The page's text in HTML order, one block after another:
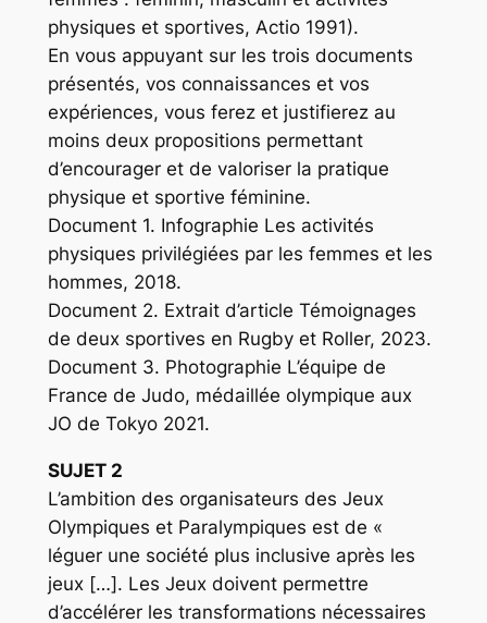
physiques et sportives, Actio 1991).
En vous appuyant sur les trois documents
présentés, vos connaissances et vos
expériences, vous ferez et justifierez au
moins deux propositions permettant
d’encourager et de valoriser la pratique
physique et sportive féminine.
Document 1. Infographie Les activités
physiques privilégiées par les femmes et les
hommes, 2018.
Document 2. Extrait d’article Témoignages
de deux sportives en Rugby et Roller, 2023.
Document 3. Photographie L’équipe de
France de Judo, médaillée olympique aux
JO de Tokyo 2021.
SUJET 2
L’ambition des organisateurs des Jeux
Olympiques et Paralympiques est de «
léguer une société plus inclusive après les
jeux […]. Les Jeux doivent permettre
d’accélérer les transformations nécessaires